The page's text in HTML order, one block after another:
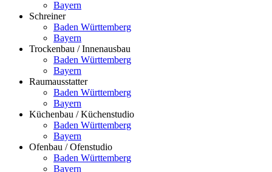
Bayern
Schreiner
Baden Württemberg
Bayern
Trockenbau / Innenausbau
Baden Württemberg
Bayern
Raumausstatter
Baden Württemberg
Bayern
Küchenbau / Küchenstudio
Baden Württemberg
Bayern
Ofenbau / Ofenstudio
Baden Württemberg
Bayern